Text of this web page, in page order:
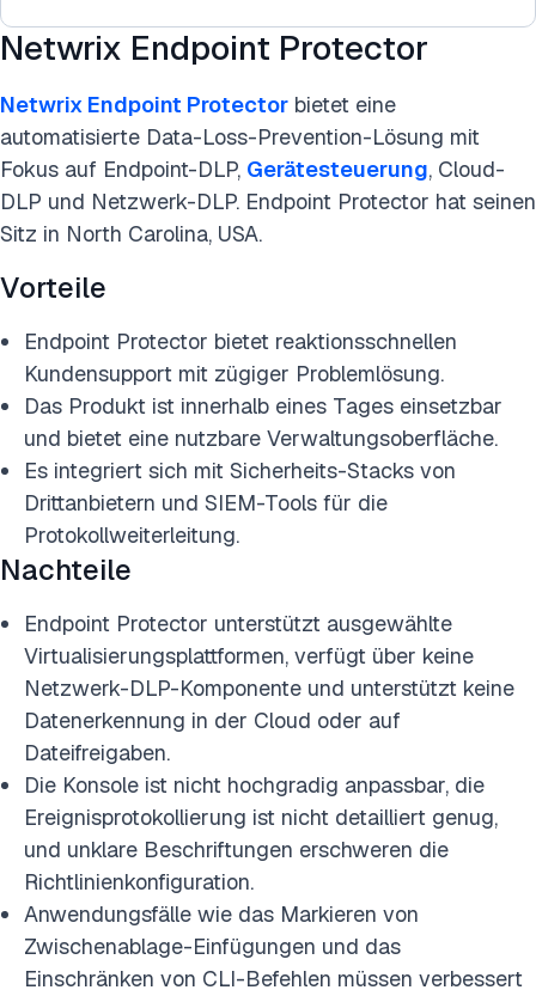
Netwrix Endpoint Protector
Netwrix Endpoint Protector bietet eine
automatisierte Data-Loss-Prevention-Lösung mit
Fokus auf Endpoint-DLP, Gerätesteuerung, Cloud-
DLP und Netzwerk-DLP. Endpoint Protector hat seinen
Sitz in North Carolina, USA.
Vorteile
Endpoint Protector bietet reaktionsschnellen
Kundensupport mit zügiger Problemlösung.
Das Produkt ist innerhalb eines Tages einsetzbar
und bietet eine nutzbare Verwaltungsoberfläche.
Es integriert sich mit Sicherheits-Stacks von
Drittanbietern und SIEM-Tools für die
Protokollweiterleitung.
Nachteile
Endpoint Protector unterstützt ausgewählte
Virtualisierungsplattformen, verfügt über keine
Netzwerk-DLP-Komponente und unterstützt keine
Datenerkennung in der Cloud oder auf
Dateifreigaben.
Die Konsole ist nicht hochgradig anpassbar, die
Ereignisprotokollierung ist nicht detailliert genug,
und unklare Beschriftungen erschweren die
Richtlinienkonfiguration.
Anwendungsfälle wie das Markieren von
Zwischenablage-Einfügungen und das
Einschränken von CLI-Befehlen müssen verbessert